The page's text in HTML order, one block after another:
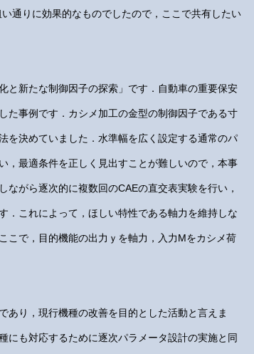
通りに効果的なものでしたので，ここで共有したい
新たな制御因子の探索」です．自動車の重要保安
た事例です．カシメ加工の金型の制御因子である寸
を決めていました．水準幅を広く設定する通常のパ
，最適条件を正しく見出すことが難しいので，本事
がら逐次的に複数回のCAEの直交表実験を行い，
．これによって，ほしい特性である軸力を維持しな
こで，目的機能の出力ｙを軸力，入力Mをカシメ荷
り，現行機種の改善を目的とした活動と言えま
にも対応するために逐次パラメータ設計の実施と同